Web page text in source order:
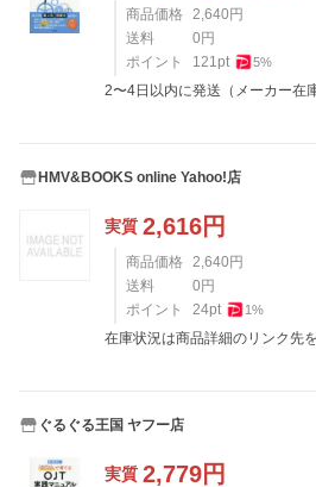
商品価格 2,640 円
送料
0 円
ポイント
121pt 5%
2〜4日以内に発送（メーカー在
HMV&BOOKS online Yahoo!店
実質 2,616円
商品価格 2,640 円
送料
0 円
ポイント
24pt 1%
在庫状況は商品詳細のリンク先
ぐるぐる王国 ヤフー店
実質 2,779円